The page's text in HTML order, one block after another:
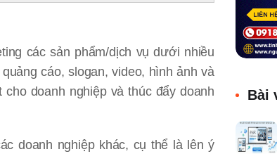
các sản phẩm/dịch vụ dưới nhiều
cáo, slogan, video, hình ảnh và
doanh nghiệp và thúc đẩy doanh
doanh nghiệp khác, cụ thể là lên ý
Bài